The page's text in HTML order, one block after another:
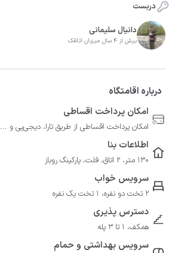
دربست
دانیال سلیمانی
بیش از 4 سال میزبان اتاقک
درباره اقامتگاه
امکان پرداخت اقساطی
امکان پرداخت اقساطی از طریق تارا، دیجی‌پی و ...
اطلاعات بنا
130 متر، 2 اتاق، فلت، پارکینگ روباز
سرویس خواب
2 تخت دو نفره، 1 تخت یک نفره
دسترس پذیری
همکف، 1 تا 3 پله
سرویس بهداشتی و حمام